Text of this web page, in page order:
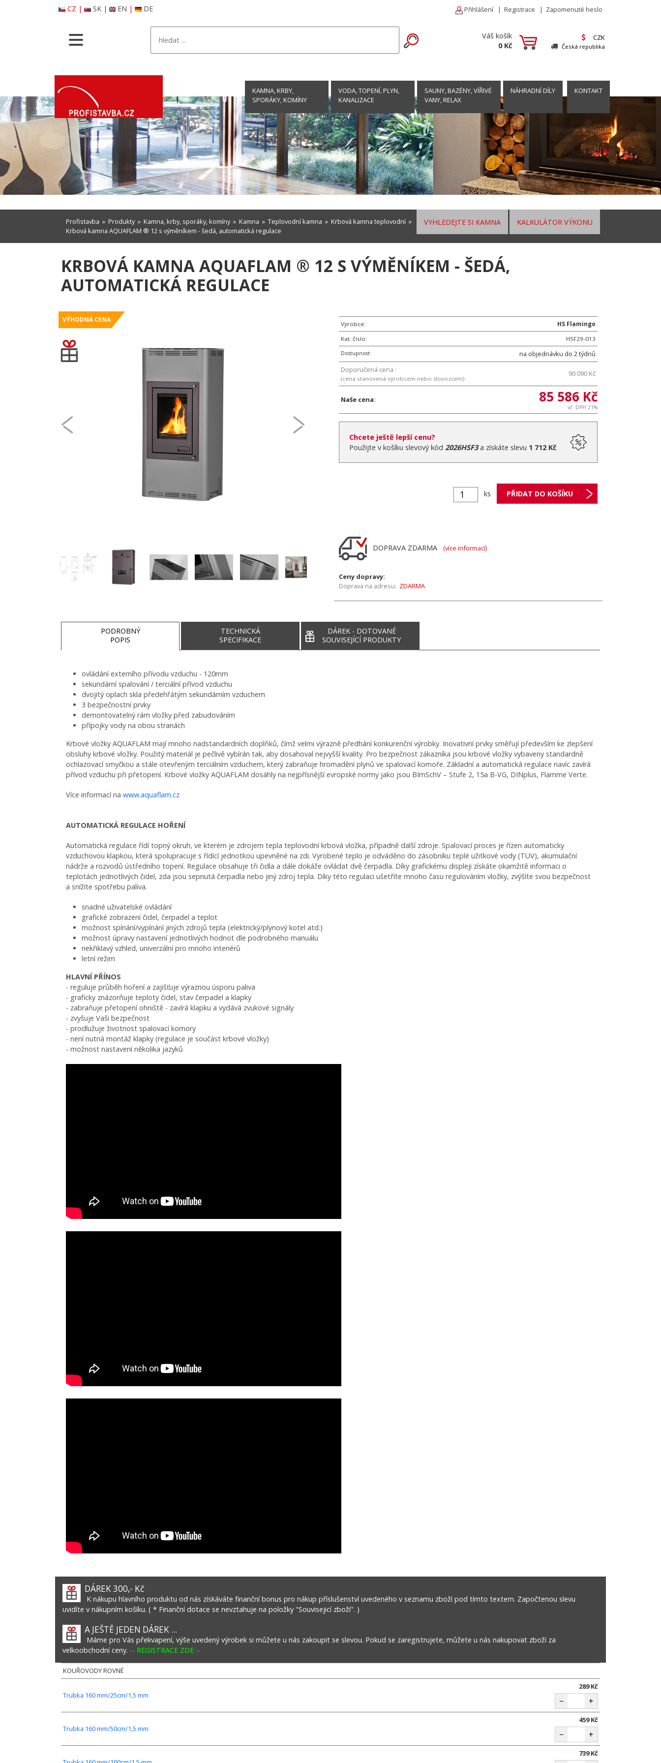
CZ | SK| EN | DE Přihlášení | Registrace | Zapomenuté heslo
Váš košík
0 Kč
CZK
Česká republika
KAMNA, KRBY,
SPORÁKY, KOMÍNY
VODA, TOPENÍ, PLYN,
KANALIZACE
SAUNY, BAZÉNY, VÍŘIVÉ
VANY, RELAX
NÁHRADNÍ DÍLY KONTAKT
KALKULÁTOR VÝKONU
VYHLEDEJTE SI KAMNA
Profistavba » Produkty» Kamna, krby, sporáky, komíny» Kamna » Teplovodní kamna » Krbová kamna teplovodní »
Krbová kamna AQUAFLAM ® 12 s výměníkem - šedá, automatická regulace
KRBOVÁ KAMNA AQUAFLAM ® 12 S VÝMĚNÍKEM - ŠEDÁ,
AUTOMATICKÁ REGULACE
VÝHODNÁ CENA
Výrobce:
HS Flamingo
Kat. číslo:
HSF29-013
Dostupnost:
na objednávku do 2 týdnů
Doporučená cena :
(cena stanovená výrobcem nebo dovozcem)
90 090 Kč
Naše cena: 85 586 Kč
vč. DPH 21%
Chcete ještě lepší cenu?
Použijte v košíku slevový kód 2026HSF3a získáte slevu 1 712 Kč
ks
DOPRAVA ZDARMA (více informací)
Ceny dopravy:
Doprava na adresu: ZDARMA
PODROBNÝ
POPIS
TECHNICKÁ
SPECIFIKACE
DÁREK - DOTOVANÉ
SOUVISEJÍCÍ PRODUKTY
ovládání externího přívodu vzduchu - 120mm
sekundární spalování / terciální přívod vzduchu
dvojitý oplach skla předehřátým sekundárním vzduchem
3 bezpečnostní prvky
demontovatelný rám vložky před zabudováním
přípojky vody na obou stranách
Krbové vložky AQUAFLAM mají mnoho nadstandardních doplňků, čímž velmi výrazně předhání konkurenční výrobky. Inovativní prvky směřují především ke zlepšení
obsluhy krbové vložky. Použitý materiál je pečlivě vybírán tak, aby dosahoval nejvyšší kvality. Pro bezpečnost zákazníka jsou krbové vložky vybaveny standardně
ochlazovací smyčkou a stále otevřeným terciálním vzduchem, který zabraňuje hromadění plynů ve spalovací komoře. Základní a automatická regulace navíc zavírá
přívod vzduchu při přetopení. Krbové vložky AQUAFLAM dosáhly na nejpřísnější evropské normy jako jsou BImSchV – Stufe 2, 15a B-VG, DINplus, Flamme Verte.
Více informací na www.aquaflam.cz
AUTOMATICKÁ REGULACE HOŘENÍ
Automatická regulace řídí topný okruh, ve kterém je zdrojem tepla teplovodní krbová vložka, případně další zdroje. Spalovací proces je řízen automaticky
vzduchovou klapkou, která spolupracuje s řídící jednotkou upevněné na zdi. Vyrobené teplo je odváděno do zásobníku teplé užitkové vody (TUV), akumulační
nádrže a rozvodů ústředního topení. Regulace obsahuje tři čidla a dále dokáže ovládat dvě čerpadla. Díky grafickému displeji získáte okamžitě informaci o
teplotách jednotlivých čidel, zda jsou sepnutá čerpadla nebo jiný zdroj tepla. Díky této regulaci ušetříte mnoho času regulováním vložky, zvýšíte svou bezpečnost
a snížíte spotřebu paliva.
snadné uživatelské ovládání
grafické zobrazení čidel, čerpadel a teplot
možnost spínání/vypínání jiných zdrojů tepla (elektrický/plynový kotel atd.)
možnost úpravy nastavení jednotlivých hodnot dle podrobného manuálu
nekřiklavý vzhled, univerzální pro mnoho interiérů
letní režim
HLAVNÍ PŘÍNOS
- reguluje průběh hoření a zajišťuje výraznou úsporu paliva
- graficky znázorňuje teploty čidel, stav čerpadel a klapky
- zabraňuje přetopení ohniště - zavírá klapku a vydává zvukové signály
- zvyšuje Vaši bezpečnost
- prodlužuje životnost spalovací komory
- není nutná montáž klapky (regulace je součást krbové vložky)
- možnost nastavení několika jazyků
DÁREK 300,- Kč
K nákupu hlavního produktu od nás získáváte finanční bonus pro nákup příslušenství uvedeného v seznamu zboží pod tímto textem. Započtenou slevu
uvidíte v nákupním košíku. ( * Finanční dotace se nevztahuje na položky "Souvisejicí zboží". )
A JEŠTĚ JEDEN DÁREK ...
Máme pro Vás překvapení, výše uvedený výrobek si můžete u nás zakoupit se slevou. Pokud se zaregistrujete, můžete u nás nakupovat zboží za
velkoobchodní ceny. -- REGISTRACE ZDE --
KOUŘOVODY ROVNÉ
Trubka 160 mm/25cm/1,5 mm
289 Kč
− +
Trubka 160 mm/50cm/1,5 mm
459 Kč
− +
739 Kč